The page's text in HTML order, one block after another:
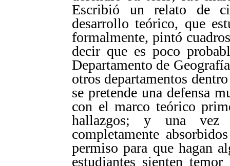
Escribió un relato de
desarrollo teórico, que
formalmente, pintó
decir que es poco
Departamento de
otros departamentos
se pretende una defensa
con el marco teórico
hallazgos; y una vez
completamente
permiso para que hagan
estudiantes sienten